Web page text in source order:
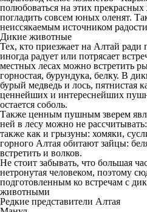
полюбоваться на этих
погладить совсем юных оленят.
неиссякаемым источником
Дикие животные
Тех, кто приезжает на Алтай
иногда радует или потрясает
местных лесах можно встретить
горностая, бурундука, белку. В
бурый медведь и лось, пятнистая
ценнейших и интереснейших
остается соболь.
Также ценным пушным зверем
ней в лесу можно не
также как и грызуны: хомяки,
горного Алтая обитают зайцы:
встретить и волков.
Не стоит забывать, что большая
нетронутая человеком, поэтому
подготовленным ко встречам с
животными
Редкие представители Алтая